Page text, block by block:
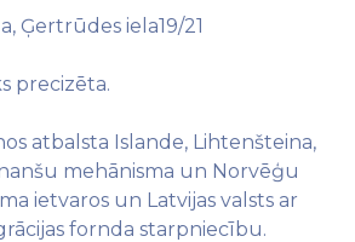
Ģertrūdes iela19/21
precizēta.
atbalsta Islande, Lihtenšteina,
mehānisma un Norvēģu
ietvaros un Latvijas valsts ar
fornda starpniecību.